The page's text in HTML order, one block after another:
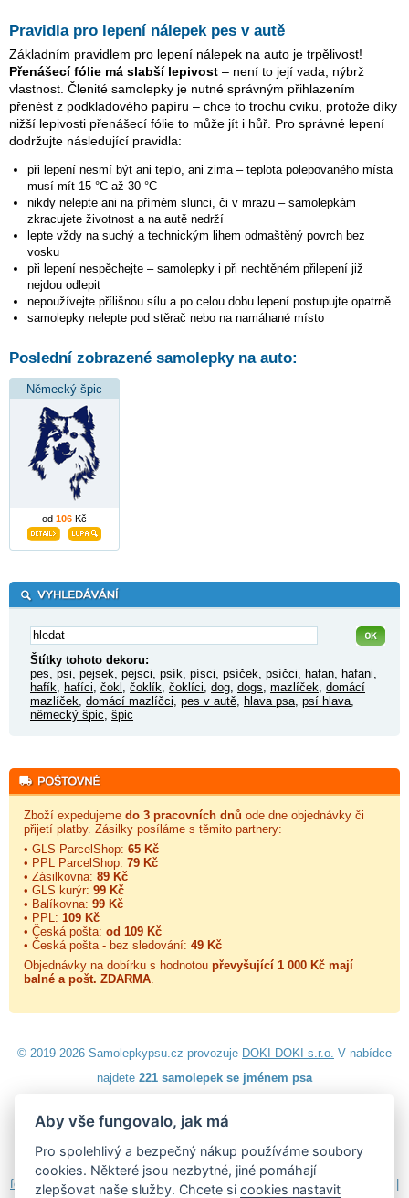
Pravidla pro lepení nálepek pes v autě
Základním pravidlem pro lepení nálepek na auto je trpělivost!
Přenášecí fólie má slabší lepivost – není to její vada, nýbrž
vlastnost. Členité samolepky je nutné správným přihlazením
přenést z podkladového papíru – chce to trochu cviku, protože díky
nižší lepivosti přenášecí fólie to může jít i hůř. Pro správné lepení
dodržujte následující pravidla:
při lepení nesmí být ani teplo, ani zima – teplota polepovaného místa
musí mít 15 °C až 30 °C
nikdy nelepte ani na přímém slunci, či v mrazu – samolepkám
zkracujete životnost a na autě nedrží
lepte vždy na suchý a technickým lihem odmaštěný povrch bez
vosku
při lepení nespěchejte – samolepky i při nechtěném přilepení již
nejdou odlepit
nepoužívejte přílišnou sílu a po celou dobu lepení postupujte opatrně
samolepky nelepte pod stěrač nebo na namáhané místo
Poslední zobrazené samolepky na auto:
Německý špic
od 106 Kč
Štítky tohoto dekoru:
pes psi pejsek pejsci psík písci psíček psíčci hafan hafani
hafík
hafíci čokl čoklík čoklíci dog dogs mazlíček domácí
mazlíček domácí mazlíčci pes v autě hlava psa psí hlava
německý špic špic
Zboží expedujeme do 3 pracovních dnů ode dne objednávky či
přijetí platby. Zásilky posíláme s těmito partnery:
• GLS ParcelShop: 65 Kč
• PPL ParcelShop: 79 Kč
• Zásilkovna: 89 Kč
• GLS kurýr: 99 Kč
• Balíkovna: 99 Kč
• PPL: 109 Kč
• Česká pošta: od 109 Kč
• Česká pošta - bez sledování: 49 Kč
Objednávky na dobírku s hodnotou převyšující 1 000 Kč mají
balné a pošt. ZDARMA
© 2019-2026 Samolepkypsu.cz provozuje DOKI DOKI s.r.o. V nabídce
najdete 221 samolepek se jménem psa
Návod k lepení|Návod na odstranění samolepek
podmínky|Ochrana osobních údajů Cookies |Reklamační řád
Impressum
fotokalendáře |3D nálepky|samolepky dieťa v aute|samolepky na zeď
Aby vše fungovalo, jak má
Pro spolehlivý a bezpečný nákup používáme soubory
cookies. Některé jsou nezbytné, jiné pomáhají
zlepšovat naše služby. Chcete sicookies nastavit